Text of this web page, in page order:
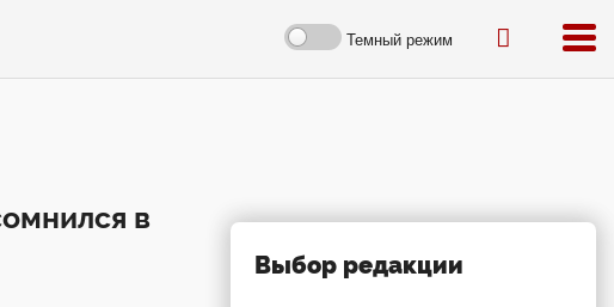
Темный режим
в
Выбор редакции